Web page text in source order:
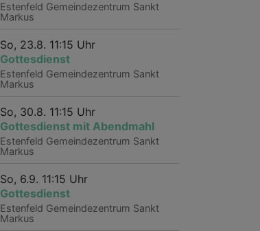
Estenfeld Gemeindezentrum Sankt
Markus
So, 23.8. 11:15 Uhr
Gottesdienst
Estenfeld Gemeindezentrum Sankt
Markus
So, 30.8. 11:15 Uhr
Gottesdienst mit Abendmahl
Estenfeld Gemeindezentrum Sankt
Markus
So, 6.9. 11:15 Uhr
Gottesdienst
Estenfeld Gemeindezentrum Sankt
Markus